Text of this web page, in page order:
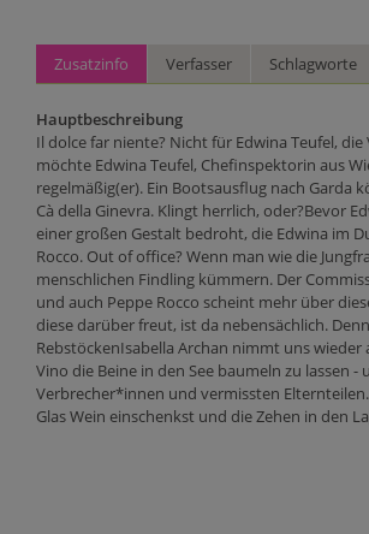
Zusatzinfo Verfasser Schlagworte
Hauptbeschreibung
Il dolce far niente? Nicht für Edwina Teufel,
möchte Edwina Teufel, Chefinspektorin aus
regelmäßig(er). Ein Bootsausflug nach Garda
Cà della Ginevra. Klingt herrlich, oder?Bevor
einer großen Gestalt bedroht, die Edwina im
Rocco. Out of office? Wenn man wie die
menschlichen Findling kümmern. Der
und auch Peppe Rocco scheint mehr über
diese darüber freut, ist da nebensächlich.
RebstöckenIsabella Archan nimmt uns
Vino die Beine in den See baumeln zu lassen
Verbrecher*innen und vermissten
Glas Wein einschenkst und die Zehen in den